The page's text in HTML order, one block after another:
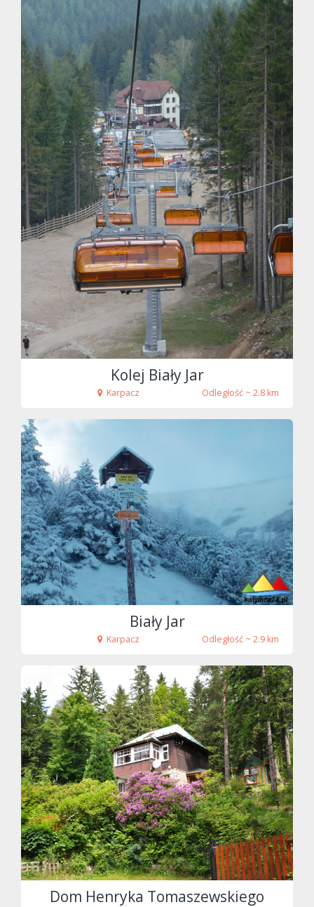
fot. Diana Mielnik
Kolej Biały Jar
Karpacz Odległość ~ 2.8 km
Biały Jar
Karpacz Odległość ~ 2.9 km
fot. Tenet
Dom Henryka Tomaszewskiego